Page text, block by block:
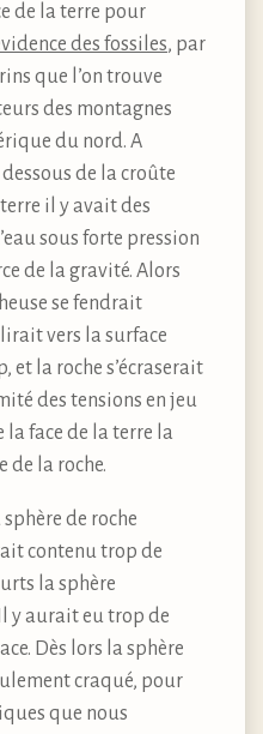
de la terre pour
des fossiles, par
que l’on trouve
des montagnes
du nord. A
de la croûte
il y avait des
sous forte pression
de la gravité. Alors
se fendrait
vers la surface
et la roche s’écraserait
des tensions en jeu
face de la terre la
de la roche.
de roche
contenu trop de
la sphère
y aurait eu trop de
Dès lors la sphère
craqué, pour
que nous